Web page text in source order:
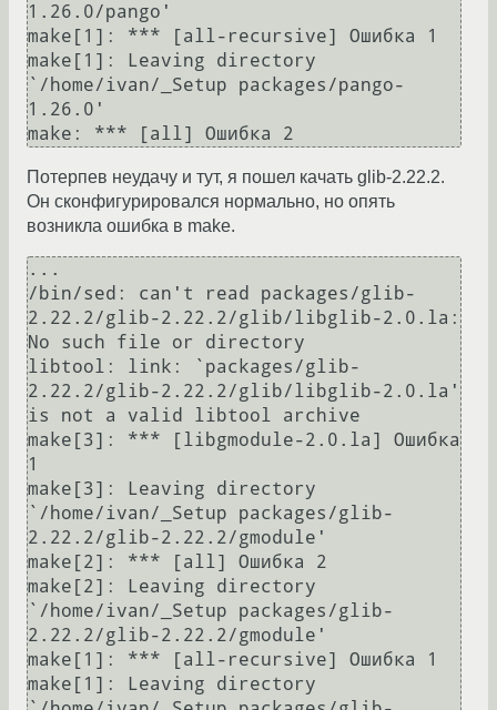
1.26.0/pango'
make[1]: *** [all-recursive] Ошибка 1
make[1]: Leaving directory
`/home/ivan/_Setup packages/pango-
1.26.0'
Потерпев неудачу и тут, я пошел качать glib-2.22.2.
Он сконфигурировался нормально, но опять
возникла ошибка в make.
...
/bin/sed: can't read packages/glib-
2.22.2/glib-2.22.2/glib/libglib-2.0.la:
No such file or directory
libtool: link: `packages/glib-
2.22.2/glib-2.22.2/glib/libglib-2.0.la'
is not a valid libtool archive
make[3]: *** [libgmodule-2.0.la] Ошибка
1
make[3]: Leaving directory
`/home/ivan/_Setup packages/glib-
2.22.2/glib-2.22.2/gmodule'
make[2]: *** [all] Ошибка 2
make[2]: Leaving directory
`/home/ivan/_Setup packages/glib-
2.22.2/glib-2.22.2/gmodule'
make[1]: *** [all-recursive] Ошибка 1
make[1]: Leaving directory